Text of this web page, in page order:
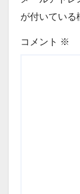
が付いている
コメント ※